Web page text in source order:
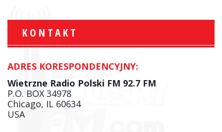
KONTAKT
ADRES KORESPONDENCYJNY:
Wietrzne Radio Polski FM 92.7 FM
P.O. BOX 34978
Chicago, IL 60634
USA